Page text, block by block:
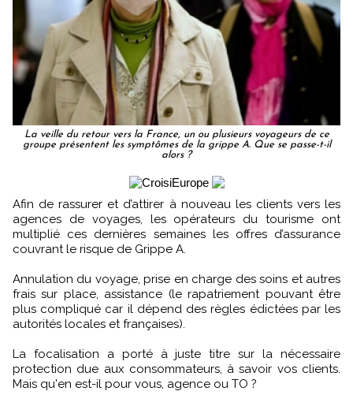
La veille du retour vers la France, un ou plusieurs voyageurs de ce
groupe présentent les symptômes de la grippe A. Que se passe-t-il
alors ?
Afin de rassurer et d’attirer à nouveau les clients vers les
agences de voyages, les opérateurs du tourisme ont
multiplié ces dernières semaines les offres d’assurance
couvrant le risque de Grippe A.
Annulation du voyage, prise en charge des soins et autres
frais sur place, assistance (le rapatriement pouvant être
plus compliqué car il dépend des règles édictées par les
autorités locales et françaises).
La focalisation a porté à juste titre sur la nécessaire
protection due aux consommateurs, à savoir vos clients.
Mais qu'en est-il pour vous, agence ou TO ?